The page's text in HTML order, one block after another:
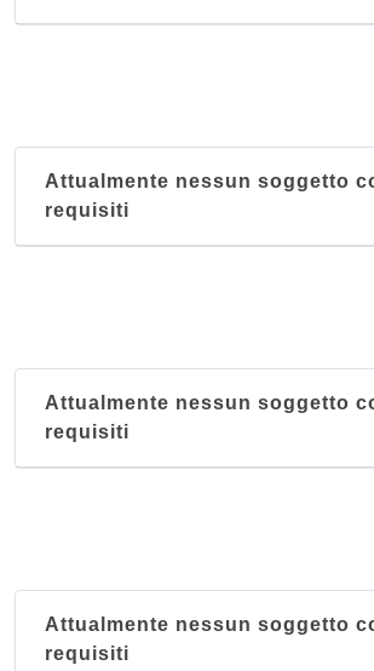
Attualmente nessun soggetto
requisiti
Attualmente nessun soggetto
requisiti
Attualmente nessun soggetto
requisiti